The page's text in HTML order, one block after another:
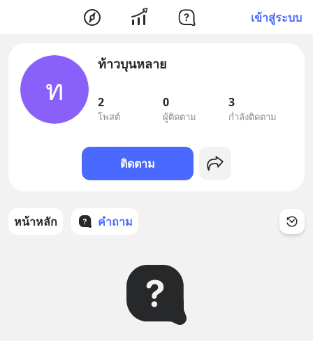
เข้าสู่ระบบ
ท
ท้าวบุนหลาย
2
โพสต์
0
ผู้ติดตาม
3
กำลังติดตาม
ติดตาม
หน้าหลัก คำถาม